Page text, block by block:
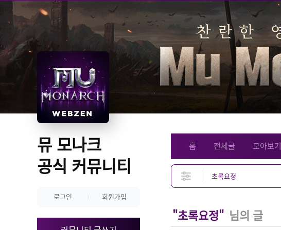
뮤 모나크
공식 커뮤니티
로그인 회원가입
홈 전체글 모아보기
"초록요정" 님의 글